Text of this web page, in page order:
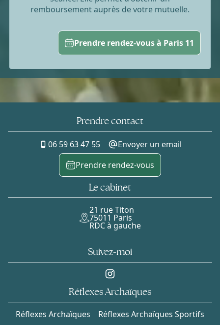
remboursement auprès de votre mutuelle.
Prendre rendez-vous à Paris 11
Prendre contact
06 59 63 47 55
Envoyer un email
Prendre rendez-vous
Le cabinet
21 rue Titon
75011 Paris
RDC à gauche
Suivez-moi
Réflexes Archaïques
Réflexes Archaïques Réflexes Archaïques Sportifs